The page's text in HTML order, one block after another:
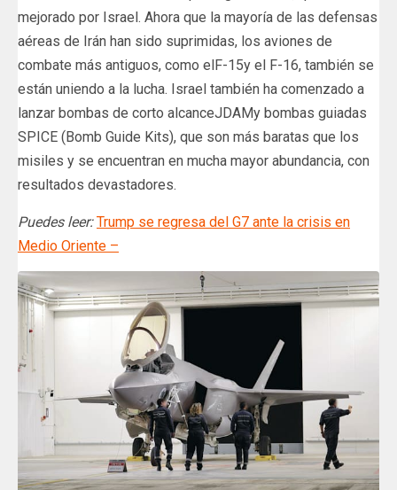
mejorado por Israel. Ahora que la mayoría de las defensas
aéreas de Irán han sido suprimidas, los aviones de
combate más antiguos, como elF-15y el F-16, también se
están uniendo a la lucha. Israel también ha comenzado a
lanzar bombas de corto alcanceJDAMy bombas guiadas
SPICE (Bomb Guide Kits), que son más baratas que los
misiles y se encuentran en mucha mayor abundancia, con
resultados devastadores.
Puedes leer:Trump se regresa del G7 ante la crisis en
Medio Oriente –